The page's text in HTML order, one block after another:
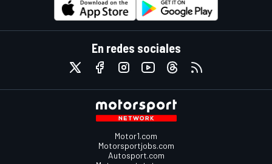
En redes sociales
Motor1.com
Motorsportjobs.com
Autosport.com